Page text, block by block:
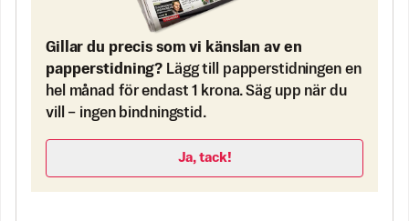
Gillar du precis som vi känslan av en
papperstidning? Lägg till papperstidningen en
hel månad för endast 1 krona. Säg upp när du
vill – ingen bindningstid.
Ja, tack!